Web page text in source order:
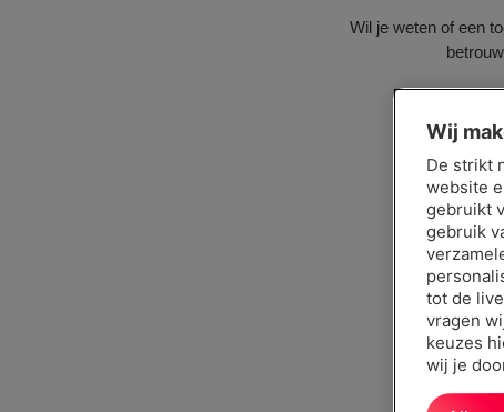
Wil je weten of een
Wij
De strikt
website
gebruikt
gebruik
tot de
vragen
keuzes
wij je